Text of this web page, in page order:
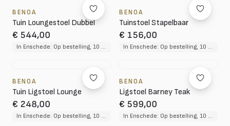
BENOA
Tuin Loungestoel Dubbel
€ 544,00
In Enschede: Op bestelling, 10 tot 12 weken levertijd
BENOA
Tuinstoel Stapelbaar
€ 156,00
In Enschede: Op bestelling, 10 tot 12 weken levertijd
BENOA
Tuin Ligstoel Lounge
€ 248,00
In Enschede: Op bestelling, 10 tot 12 weken levertijd
BENOA
Ligstoel Barney Teak
€ 599,00
In Enschede: Op bestelling, 10 tot 12 weken levertijd